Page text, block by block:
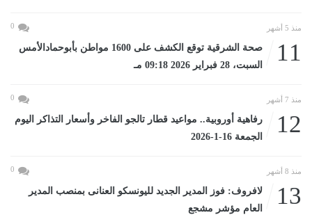
منذ 5 أشهر 0
11
صحة الشرقية توقع الكشف على 1600 مواطن بأبوحمادالأمس
السبت، 28 فبراير 2026 09:18 مـ
منذ 7 أشهر 0
12
رفاهية أوروبية.. مواعيد قطار تالجو الفاخر وأسعار التذاكر اليوم
الجمعة 16-1-2026
منذ 8 أشهر 0
13
لافروف: فوز المدير الجديد لليونسكو العنانى بمنصب المدير
العام مؤشر مشجع